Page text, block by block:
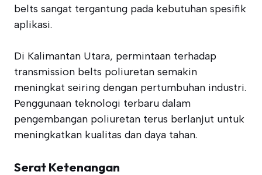
belts sangat tergantung pada kebutuhan spesifik
aplikasi.
Di Kalimantan Utara, permintaan terhadap
transmission belts poliuretan semakin
meningkat seiring dengan pertumbuhan industri.
Penggunaan teknologi terbaru dalam
pengembangan poliuretan terus berlanjut untuk
meningkatkan kualitas dan daya tahan.
Serat Ketenangan